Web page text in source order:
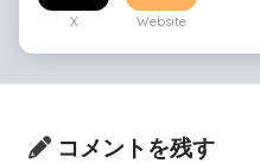
X Website
コメントを残す